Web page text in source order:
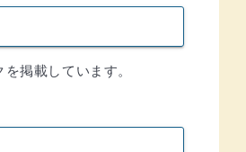
掲載しています。